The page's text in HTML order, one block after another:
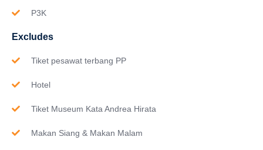
P3K
Excludes
Tiket pesawat terbang PP
Hotel
Tiket Museum Kata Andrea Hirata
Makan Siang & Makan Malam